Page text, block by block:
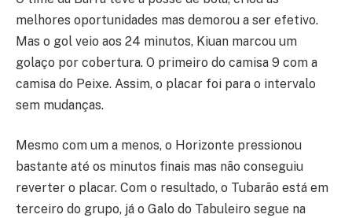
melhores oportunidades mas demorou a ser efetivo.
Mas o gol veio aos 24 minutos, Kiuan marcou um
golaço por cobertura. O primeiro do camisa 9 com a
camisa do Peixe. Assim, o placar foi para o intervalo
sem mudanças.
Mesmo com um a menos, o Horizonte pressionou
bastante até os minutos finais mas não conseguiu
reverter o placar. Com o resultado, o Tubarão está em
terceiro do grupo, já o Galo do Tabuleiro segue na